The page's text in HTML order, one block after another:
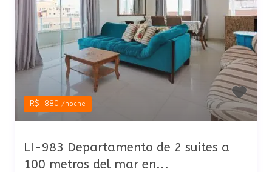
R$ 880/noche
LI-983 Departamento de 2 suites a
100 metros del mar en...